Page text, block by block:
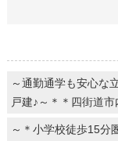
～通勤通学も安心な
戸建♪～＊＊四街道市
～＊小学校徒歩15分